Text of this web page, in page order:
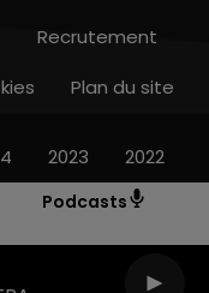
Podcasts
Recrutement
Plan du site
2023 2022